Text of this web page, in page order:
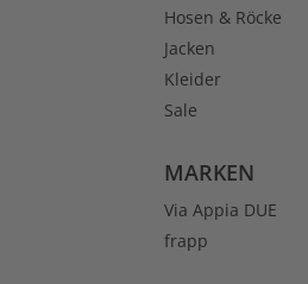
Hosen & Röcke
Jacken
Kleider
Sale
MARKEN
Via Appia DUE
frapp